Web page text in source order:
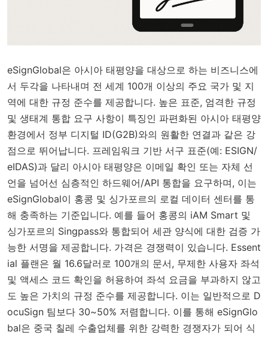
eSignGlobal은 아시아 태평양을 대상으로 하는 비즈니스에
서 두각을 나타내며 전 세계 100개 이상의 주요 국가 및 지
역에 대한 규정 준수를 제공합니다. 높은 표준, 엄격한 규정
및 생태계 통합 요구 사항이 특징인 파편화된 아시아 태평양
환경에서 정부 디지털 ID(G2B)와의 원활한 연결과 같은 강
점으로 뛰어납니다. 프레임워크 기반 서구 표준(예: ESIGN/
eIDAS)과 달리 아시아 태평양은 이메일 확인 또는 자체 선
언을 넘어선 심층적인 하드웨어/API 통합을 요구하며, 이는
eSignGlobal이 홍콩 및 싱가포르의 로컬 데이터 센터를 통
해 충족하는 기준입니다. 예를 들어 홍콩의 iAM Smart 및
싱가포르의 Singpass와 통합되어 세관 양식에 대한 검증 가
능한 서명을 제공합니다. 가격은 경쟁력이 있습니다. Essent
ial 플랜은 월 16.6달러로 100개의 문서, 무제한 사용자 좌석
및 액세스 코드 확인을 허용하여 좌석 요금을 부과하지 않고
도 높은 가치의 규정 준수를 제공합니다. 이는 일반적으로 D
ocuSign 팀보다 30~50% 저렴합니다. 이를 통해 eSignGlo
bal은 중국 칠레 수출업체를 위한 강력한 경쟁자가 되어 식